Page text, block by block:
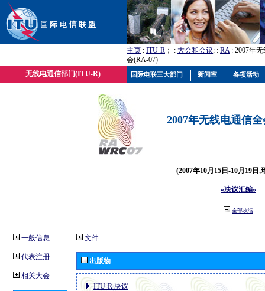
主页 : ITU-R ； : 大会和会议; : RA: 2007年
会(RA-07)
无线电通信部门(ITU-R)
2007年无线电通信
(2007年10月15日-10月19日,
«决议汇编»
全部收缩
一般信息
代表注册
相关大会
文件
出版物
ITU-R 决议
国际电联三大部门 新闻室 各项活动